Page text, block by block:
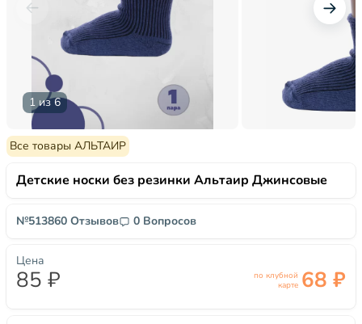
1 из 6
Все товары АЛЬТАИР
Детские носки без резинки Альтаир Джинсовые
№513860 Отзывов 0 Вопросов
Цена
85 ₽
по клубной
карте 68 ₽